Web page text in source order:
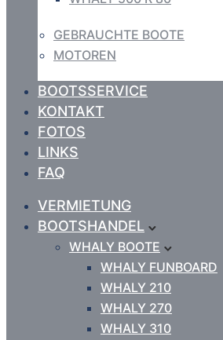
GEBRAUCHTE BOOTE
MOTOREN
BOOTSSERVICE
KONTAKT
FOTOS
LINKS
FAQ
VERMIETUNG
BOOTSHANDEL
WHALY BOOTE
WHALY FUNBOARD
WHALY 210
WHALY 270
WHALY 310